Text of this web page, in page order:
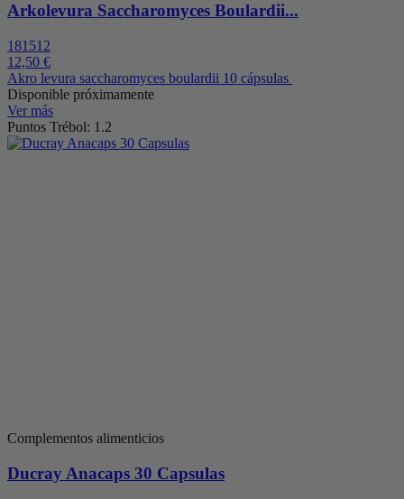
Arkolevura Saccharomyces Boulardii...
181512
12,50 €
Akro levura saccharomyces boulardii 10 cápsulas
Disponible próximamente
Ver más
Puntos Trébol: 1.2
Complementos alimenticios
Ducray Anacaps 30 Capsulas